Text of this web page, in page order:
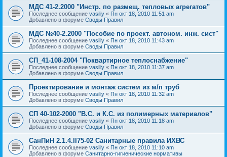
МДС 41-2.2000 "Инстр. по размещ. тепловых агрегатов"
Последнее сообщение vasiliy « Пн окт 18, 2010 11:51 am
Добавлено в форуме Своды Правил
МДС №40-2.2000 "Пособие по проект. автоном. инж. сист"
Последнее сообщение vasiliy « Пн окт 18, 2010 11:43 am
Добавлено в форуме Своды Правил
СП_41-108-2004 "Поквартирное теплоснабжение"
Последнее сообщение vasiliy « Пн окт 18, 2010 11:37 am
Добавлено в форуме Своды Правил
Проектирование и монтаж систем из м/п труб
Последнее сообщение vasiliy « Пн окт 18, 2010 11:32 am
Добавлено в форуме Своды Правил
СП 40-102-2000 "В.С. и К.С. из полимерных материалов"
Последнее сообщение vasiliy « Пн окт 18, 2010 11:18 am
Добавлено в форуме Своды Правил
СанПиН 2.1.4.II75-02 Санитарные правила ИХВС
Последнее сообщение vasiliy « Пн окт 18, 2010 11:10 am
Добавлено в форуме Санитарно-гигиенические нормативы